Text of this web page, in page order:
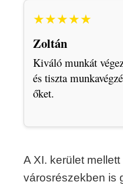
★★★★★
Zoltán
Kiváló munkát
és tiszta
őket.
A XI. kerület
városrészekben is